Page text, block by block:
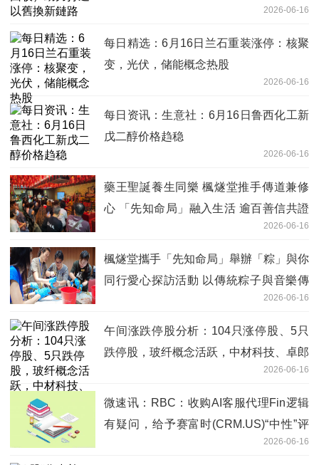
2026-06-16
每日精选：6月16日兰石重装涨停：核聚
变，光伏，储能概念热股
2026-06-16
每日资讯：生意社：6月16日鲁西化工新
戊二醇价格趋稳
2026-06-16
藥王聖誕養生同樂 楓燧堂推手傳道兼修
心 「先知命局」融入生活 逾百善信共證
2026-06-16
楓燧堂攜手「先知命局」舉辦「粽」與你
同行愛心探訪活動 以傳統粽子與音樂傳
2026-06-16
午间涨跌停股分析：104只涨停股、5只
跌停股，玻纤概念活跃，中材科技、卓郎
2026-06-16
微速讯：RBC：收购AI客服代理Fin逻辑
有疑问，给予赛富时(CRM.US)“中性”评
2026-06-16